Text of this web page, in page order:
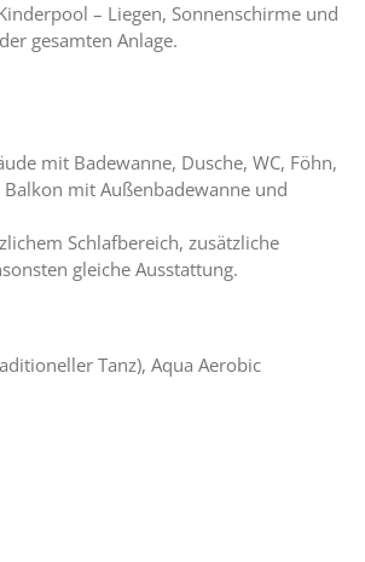
– Liegen, Sonnenschirme und
gesamten Anlage.
mit Badewanne, Dusche, WC, Föhn,
Balkon mit Außenbadewanne und
Schlafbereich, zusätzliche
gleiche Ausstattung.
Tanz), Aqua Aerobic